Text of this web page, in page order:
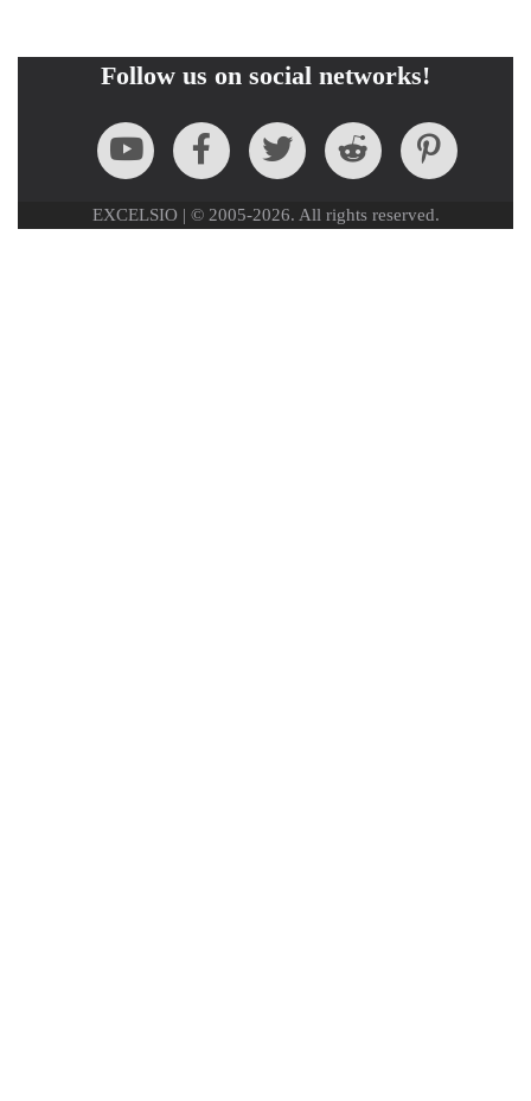
Follow us on social networks!
EXCELSIO | © 2005-2026. All rights reserved.